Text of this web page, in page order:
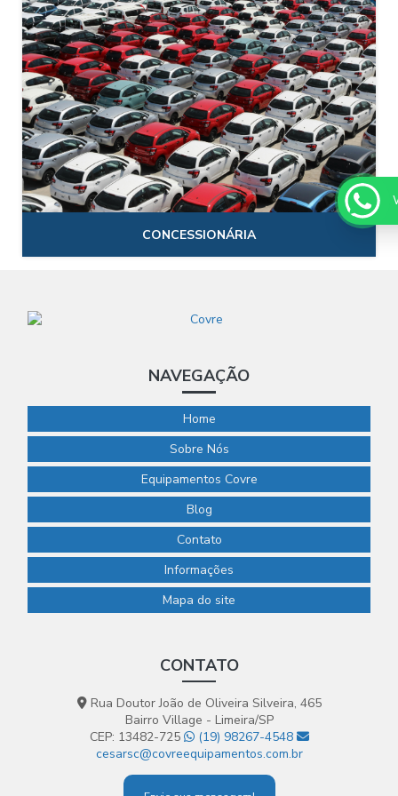
CONCESSIONÁRIA
NAVEGAÇÃO
Home
Sobre Nós
Equipamentos Covre
Blog
Contato
Informações
Mapa do site
CONTATO
Rua Doutor João de Oliveira Silveira, 465
Bairro Village - Limeira/SP
CEP: 13482-725
(19) 98267-4548
cesarsc@covreequipamentos.com.br